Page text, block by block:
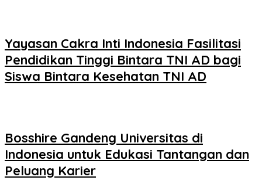
Yayasan Cakra Inti Indonesia Fasilitasi
Pendidikan Tinggi Bintara TNI AD bagi
Siswa Bintara Kesehatan TNI AD
Bosshire Gandeng Universitas di
Indonesia untuk Edukasi Tantangan dan
Peluang Karier